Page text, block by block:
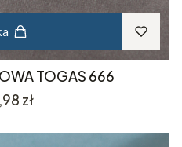
TOGAS 666
zł